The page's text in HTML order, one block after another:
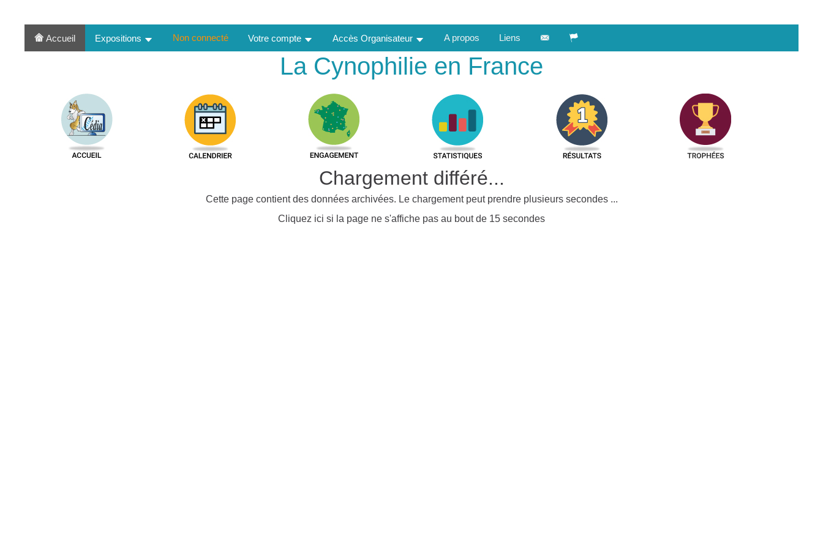
Accueil Expositions Non connecté Votre compte Accès Organisateur A propos Liens
La Cynophilie en France
Chargement différé...
Cette page contient des données archivées. Le chargement peut prendre plusieurs secondes ...
Cliquez ici si la page ne s'affiche pas au bout de 15 secondes